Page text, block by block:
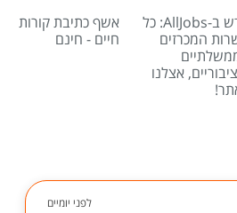
חדש ב-AllJobs: כל
המכרזים
אצלנו
אשף כתיבת קורות
חיים - חינם
לפני יומיים